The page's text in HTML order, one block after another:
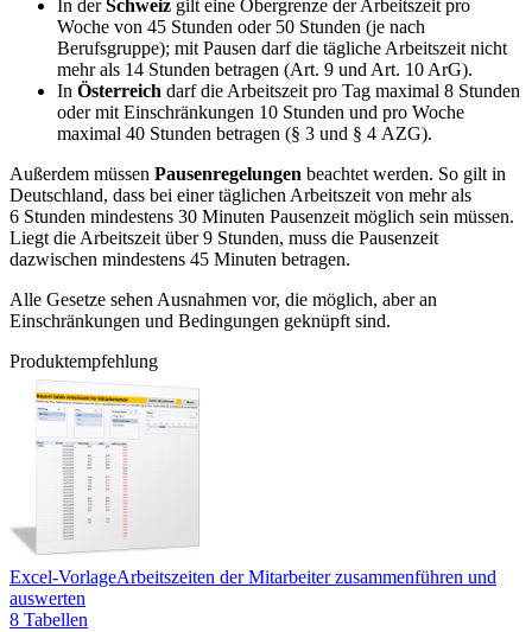
In derSchweiz gilt eine Obergrenze der Arbeitszeit pro
Woche von 45 Stunden oder 50 Stunden (je nach
Berufsgruppe); mit Pausen darf die tägliche Arbeitszeit nicht
mehr als 14 Stunden betragen (Art. 9 und Art. 10 ArG).
In Österreich darf die Arbeitszeit pro Tag maximal 8 Stunden
oder mit Einschränkungen 10 Stunden und pro Woche
maximal 40 Stunden betragen (§ 3 und § 4 AZG).
Außerdem müssen Pausenregelungen beachtet werden. So gilt in
Deutschland, dass bei einer täglichen Arbeitszeit von mehr als
6 Stunden mindestens 30 Minuten Pausenzeit möglich sein müssen.
Liegt die Arbeitszeit über 9 Stunden, muss die Pausenzeit
dazwischen mindestens 45 Minuten betragen.
Alle Gesetze sehen Ausnahmen vor, die möglich, aber an
Einschränkungen und Bedingungen geknüpft sind.
Produktempfehlung
Excel-VorlageArbeitszeiten der Mitarbeiter zusammenführen und
auswerten
8 Tabellen